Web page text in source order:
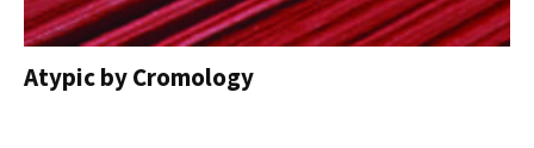
Atypic by Cromology